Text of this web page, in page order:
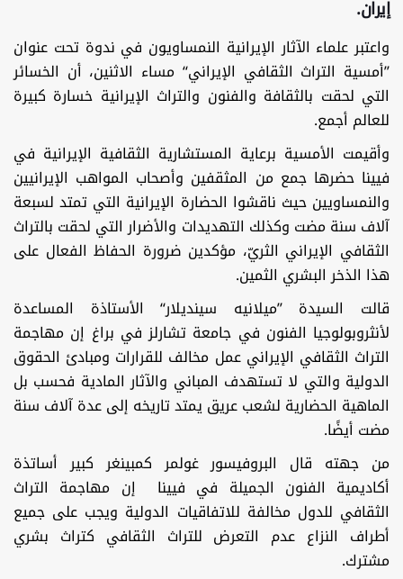
إيران.
واعتبر علماء الآثار الإيرانية النمساويون في ندوة تحت عنوان
’’أمسية التراث الثقافي الإيراني‘‘ مساء الاثنين، أن الخسائر
التي لحقت بالثقافة والفنون والتراث الإيرانية خسارة كبيرة
للعالم أجمع.
وأقيمت الأمسية برعاية المستشارية الثقافية الإيرانية في
فيينا حضرها جمع من المثقفين وأصحاب المواهب الإيرانيين
والنمساويين حيث ناقشوا الحضارة الإيرانية التي تمتد لسبعة
آلاف سنة مضت وكذلك التهديدات والأضرار التي لحقت بالتراث
الثقافي الإيراني الثريّ، مؤكدين ضرورة الحفاظ الفعال على
هذا الذخر البشري الثمين.
قالت السيدة ’’ميلانيه سينديلار‘‘ الأستاذة المساعدة
لأنثروبولوجيا الفنون في جامعة تشارلز في براغ إن مهاجمة
التراث الثقافي الإيراني عمل مخالف للقرارات ومبادئ الحقوق
الدولية والتي لا تستهدف المباني والآثار المادية فحسب بل
الماهية الحضارية لشعب عريق يمتد تاريخه إلى عدة آلاف سنة
مضت أيضًا.
من جهته قال البروفيسور غولمر كمبينغر كبير أساتذة
أكاديمية الفنون الجميلة في فيينا إن مهاجمة التراث
الثقافي للدول مخالفة للاتفاقيات الدولية ويجب على جميع
أطراف النزاع عدم التعرض للتراث الثقافي كتراث بشري
مشترك.